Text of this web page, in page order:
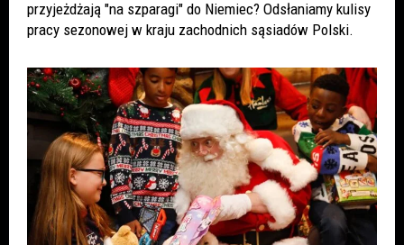
przyjeżdżają "na szparagi" do Niemiec? Odsłaniamy kulisy
pracy sezonowej w kraju zachodnich sąsiadów Polski.